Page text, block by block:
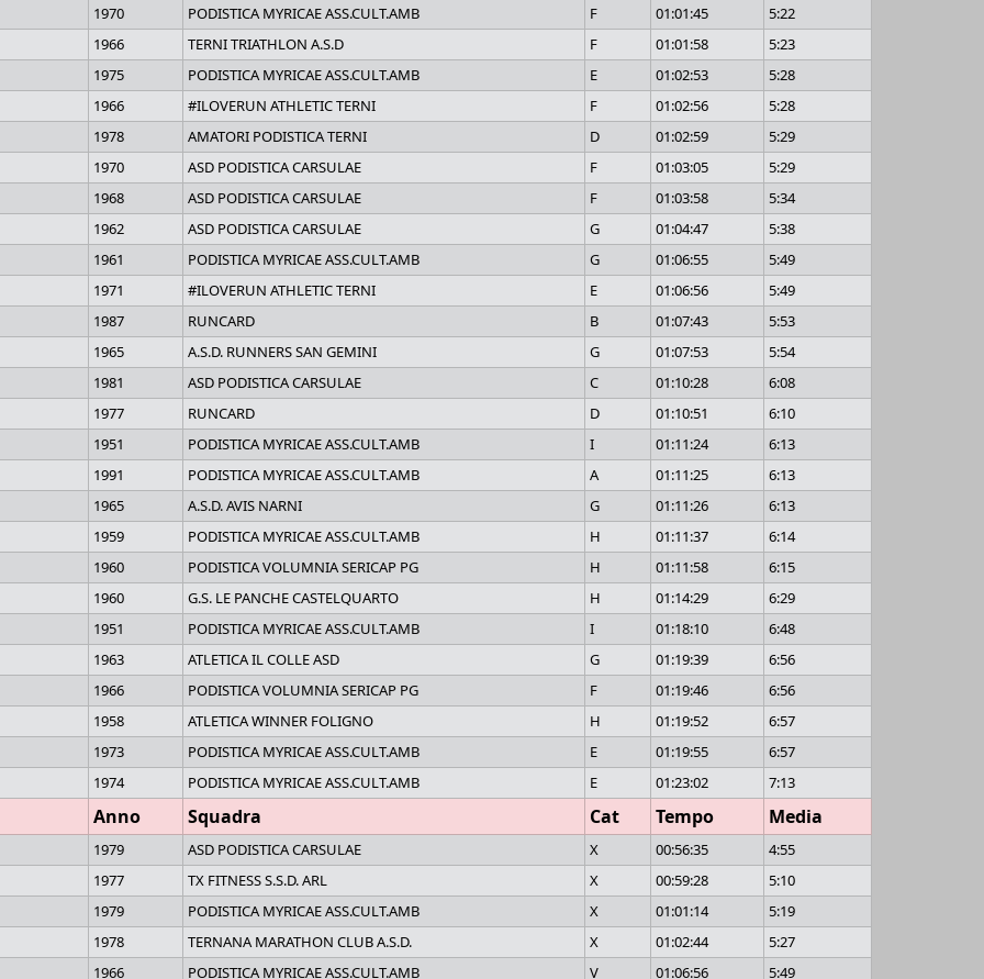
1970
PODISTICA MYRICAE ASS.CULT.AMB F 01:01:45
5:22
1966
TERNI TRIATHLON A.S.D F 01:01:58
5:23
1975
PODISTICA MYRICAE ASS.CULT.AMB E 01:02:53
5:28
1966
#ILOVERUN ATHLETIC TERNI F 01:02:56
5:28
1978
AMATORI PODISTICA TERNI D 01:02:59
5:29
1970
ASD PODISTICA CARSULAE F 01:03:05
5:29
1968
ASD PODISTICA CARSULAE F 01:03:58
5:34
1962
ASD PODISTICA CARSULAE G 01:04:47
5:38
1961
PODISTICA MYRICAE ASS.CULT.AMB G 01:06:55
5:49
1971
#ILOVERUN ATHLETIC TERNI E 01:06:56
5:49
1987
RUNCARD B 01:07:43
5:53
1965
A.S.D. RUNNERS SAN GEMINI G 01:07:53
5:54
1981
ASD PODISTICA CARSULAE C 01:10:28
6:08
1977
RUNCARD D 01:10:51
6:10
1951
PODISTICA MYRICAE ASS.CULT.AMB I 01:11:24
6:13
1991
PODISTICA MYRICAE ASS.CULT.AMB A 01:11:25
6:13
1965
A.S.D. AVIS NARNI G 01:11:26
6:13
1959
PODISTICA MYRICAE ASS.CULT.AMB H 01:11:37
6:14
1960
PODISTICA VOLUMNIA SERICAP PG H 01:11:58
6:15
1960
G.S. LE PANCHE CASTELQUARTO H 01:14:29
6:29
1951
PODISTICA MYRICAE ASS.CULT.AMB I 01:18:10
6:48
1963
ATLETICA IL COLLE ASD G 01:19:39
6:56
1966
PODISTICA VOLUMNIA SERICAP PG F 01:19:46
6:56
1958
ATLETICA WINNER FOLIGNO H 01:19:52
6:57
1973
PODISTICA MYRICAE ASS.CULT.AMB E 01:19:55
6:57
1974
PODISTICA MYRICAE ASS.CULT.AMB E 01:23:02 7:13
Anno Squadra Cat Tempo Media
1979 ASD PODISTICA CARSULAE X 00:56:35
4:55
1977
TX FITNESS S.S.D. ARL X 00:59:28
5:10
1979
PODISTICA MYRICAE ASS.CULT.AMB X 01:01:14
5:19
1978
TERNANA MARATHON CLUB A.S.D. X 01:02:44
5:27
1966
PODISTICA MYRICAE ASS.CULT.AMB V 01:06:56 5:49